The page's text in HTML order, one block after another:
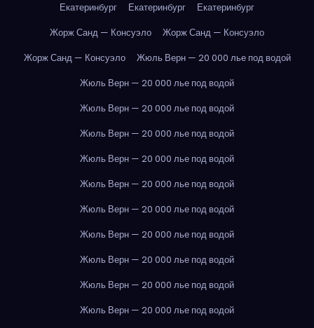
Екатеринбург
Екатеринбург
Екатеринбург
Жорж Санд — Консуэло
Жорж Санд — Консуэло
Жорж Санд — Консуэло
Жюль Верн — 20 000 лье под водой
Жюль Верн — 20 000 лье под водой
Жюль Верн — 20 000 лье под водой
Жюль Верн — 20 000 лье под водой
Жюль Верн — 20 000 лье под водой
Жюль Верн — 20 000 лье под водой
Жюль Верн — 20 000 лье под водой
Жюль Верн — 20 000 лье под водой
Жюль Верн — 20 000 лье под водой
Жюль Верн — 20 000 лье под водой
Жюль Верн — 20 000 лье под водой